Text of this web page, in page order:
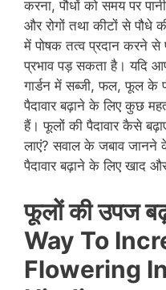
करना, पौधों को समय पर
और रोगों तथा कीटों से पौधे
में पोषक तत्व प्रदान करने से
प्रभाव पड़ सकता है। यदि
गार्डन में सब्जी, फल, फूल के
पैदावार बढ़ाने के लिए कुछ
हैं। फूलों की पैदावार कैसे
लाएं? सवाल के जबाव जानने
पैदावार बढ़ाने के लिए खाद
फूलों की उपज
Way To
Flowering